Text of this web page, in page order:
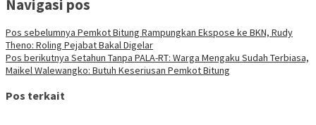
Navigasi pos
Pos sebelumnya Pemkot Bitung Rampungkan Ekspose ke BKN, Rudy
Theno: Roling Pejabat Bakal Digelar
Pos berikutnya Setahun Tanpa PALA-RT: Warga Mengaku Sudah Terbiasa,
Maikel Walewangko: Butuh Keseriusan Pemkot Bitung
Pos terkait